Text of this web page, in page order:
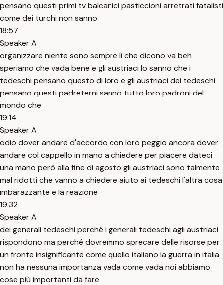
pensano questi primi tv balcanici pasticcioni arretrati fatalisti
come dei turchi non sanno
18:57
Speaker A
organizzare niente sono sempre lì che dicono va beh
speriamo che vada bene e gli austriaci lo sanno che i
tedeschi pensano questo di loro e gli austriaci dei tedeschi
pensano questi padreterni sanno tutto loro padroni del
mondo che
19:14
Speaker A
odio dover andare d'accordo con loro peggio ancora dover
andare col cappello in mano a chiedere per piacere dateci
una mano però alla fine di agosto gli austriaci sono talmente
mal ridotti che vanno a chiedere aiuto ai tedeschi l'altra cosa
imbarazzante e la reazione
19:32
Speaker A
dei generali tedeschi perché i generali tedeschi agli austriaci
rispondono ma perché dovremmo sprecare delle risorse per
un fronte insignificante come quello italiano la guerra in italia
non ha nessuna importanza vada come vada noi abbiamo
cose più importanti da fare